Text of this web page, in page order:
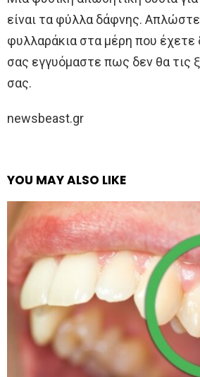
είναι τα φύλλα δάφνης.
φυλλαράκια στα μέρη που έχετε
σας εγγυόμαστε πως δεν θα τις
σας.
newsbeast.gr
YOU MAY ALSO LIKE